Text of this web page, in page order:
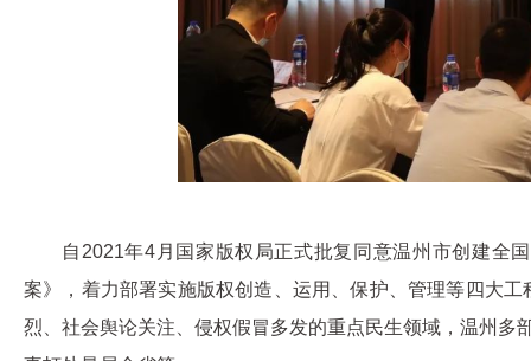
自2021年4月国家版权局正式批复同意温州市创建全
案》，着力部署实施版权创造、运用、保护、管理等四大
烈、社会舆论关注、侵权假冒多发的重点民生领域，温州